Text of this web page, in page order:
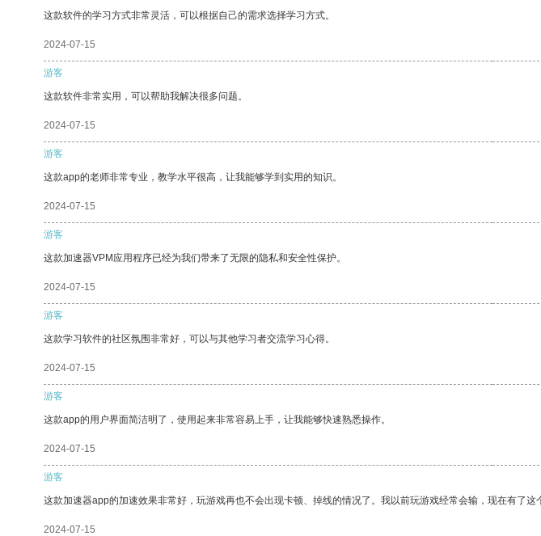
这款软件的学习方式非常灵活，可以根据自己的需求选择学习方式。
2024-07-15
游客
这款软件非常实用，可以帮助我解决很多问题。
2024-07-15
游客
这款app的老师非常专业，教学水平很高，让我能够学到实用的知识。
2024-07-15
游客
这款加速器VPM应用程序已经为我们带来了无限的隐私和安全性保护。
2024-07-15
游客
这款学习软件的社区氛围非常好，可以与其他学习者交流学习心得。
2024-07-15
游客
这款app的用户界面简洁明了，使用起来非常容易上手，让我能够快速熟悉操作。
2024-07-15
游客
这款加速器app的加速效果非常好，玩游戏再也不会出现卡顿、掉线的情况了。我以前玩游戏经常会输，现在有了这
2024-07-15